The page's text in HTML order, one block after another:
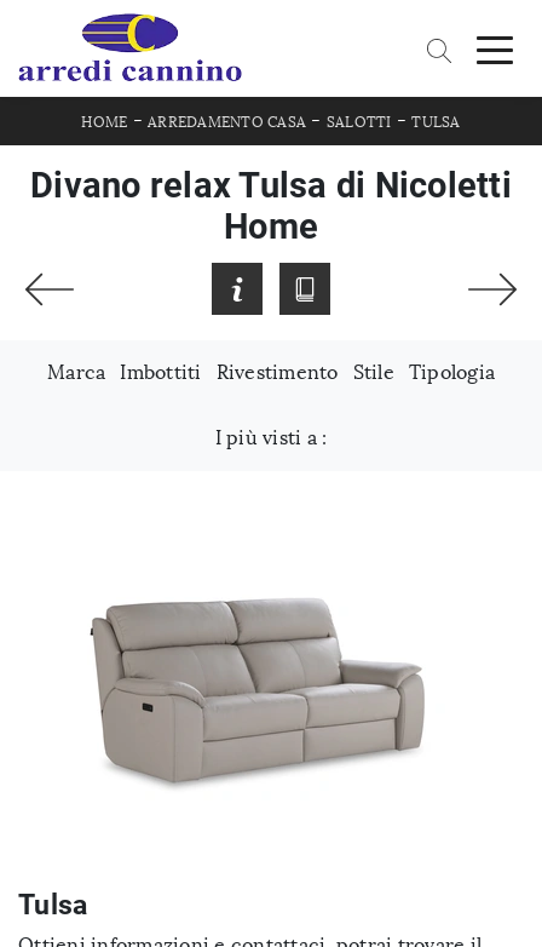
HOME -ARREDAMENTO CASA - SALOTTI -TULSA
Divano relax Tulsa di Nicoletti
Home
Marca Imbottiti Rivestimento Stile Tipologia
I più visti a :
Tulsa